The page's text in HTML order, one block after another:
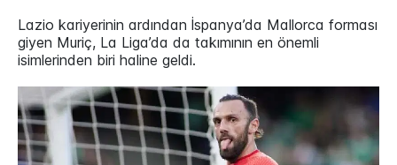
Lazio kariyerinin ardından İspanya’da Mallorca forması
giyen Muriç, La Liga’da da takımının en önemli
isimlerinden biri haline geldi.